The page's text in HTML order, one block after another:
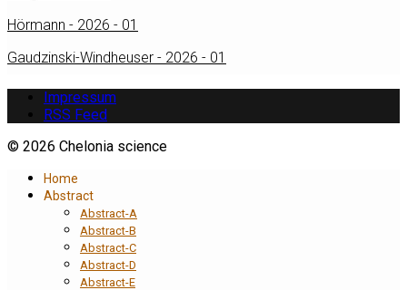
Hörmann - 2026 - 01
Gaudzinski-Windheuser - 2026 - 01
Impressum
RSS Feed
© 2026 Chelonia science
Home
Abstract
Abstract-A
Abstract-B
Abstract-C
Abstract-D
Abstract-E